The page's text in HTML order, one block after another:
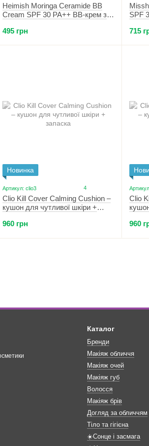
Heimish Moringa Ceramide BB
Cream SPF 30 PA++ BB-крем з
495 грн
SPF
715
Новинка
Артикул: clio3 4
Clio Kill Cover Calming Cushion –
кушон для чутливої шкіри +
960 грн
Clio
960
Каталог
Бренди
Макіяж обличчя
Макіяж очей
Макіяж губ
Волосся
Макіяж брів
Догляд за обличчям
Тіло та гігієна
☀️Сонце і засмага